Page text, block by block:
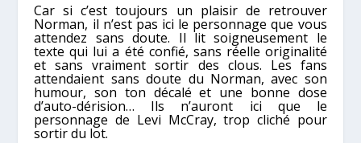
Car si c’est toujours un plaisir de retrouver
Norman, il n’est pas ici le personnage que vous
attendez sans doute. Il lit soigneusement le
texte qui lui a été confié, sans réelle originalité
et sans vraiment sortir des clous. Les fans
attendaient sans doute du Norman, avec son
humour, son ton décalé et une bonne dose
d’auto-dérision… Ils n’auront ici que le
personnage de Levi McCray, trop cliché pour
sortir du lot.